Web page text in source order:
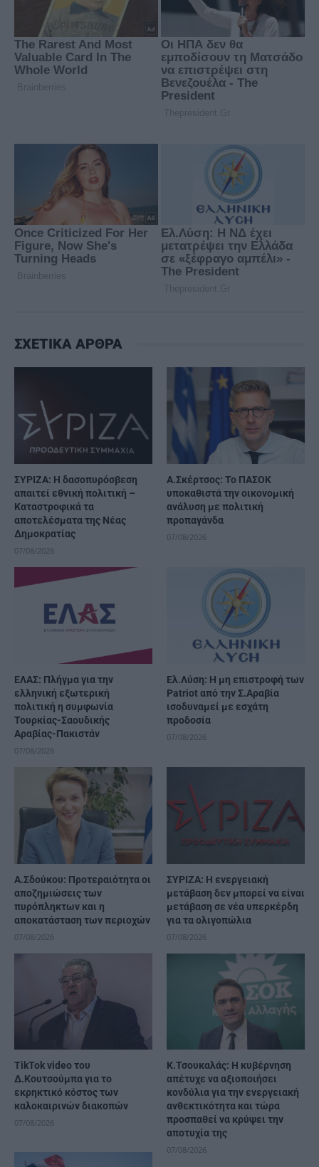
ΣΧΕΤΙΚΑ ΑΡΘΡΑ
ΣΥΡΙΖΑ: Η δασοπυρόσβεση
απαιτεί εθνική πολιτική –
Καταστροφικά τα
αποτελέσματα της Νέας
Δημοκρατίας
07/08/2026
Α.Σκέρτσος: Το ΠΑΣΟΚ
υποκαθιστά την οικονομική
ανάλυση με πολιτική
προπαγάνδα
07/08/2026
ΕΛΑΣ: Πλήγμα για την
ελληνική εξωτερική
πολιτική η συμφωνία
Τουρκίας-Σαουδικής
Αραβίας-Πακιστάν
07/08/2026
Ελ.Λύση: Η μη επιστροφή των
Patriot από την Σ.Αραβία
ισοδυναμεί με εσχάτη
προδοσία
07/08/2026
Α.Σδούκου: Προτεραιότητα οι
αποζημιώσεις των
πυρόπληκτων και η
αποκατάσταση των περιοχών
07/08/2026
ΣΥΡΙΖΑ: Η ενεργειακή
μετάβαση δεν μπορεί να είναι
μετάβαση σε νέα υπερκέρδη
για τα ολιγοπώλια
07/08/2026
TikTok video του
Δ.Κουτσούμπα για το
εκρηκτικό κόστος των
καλοκαιρινών διακοπών
07/08/2026
Κ.Τσουκαλάς: Η κυβέρνηση
απέτυχε να αξιοποιήσει
κονδύλια για την ενεργειακή
ανθεκτικότητα και τώρα
προσπαθεί να κρύψει την
αποτυχία της
07/08/2026